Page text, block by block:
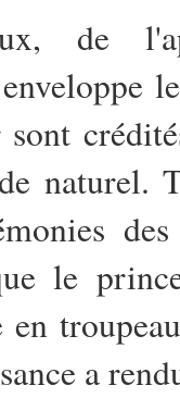
de
naturel.
le
a